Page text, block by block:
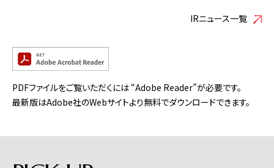
IRニュース一覧
PDFファイルをご覧いただくには “Adobe Reader”が必要です。
最新版はAdobe社のWebサイトより無料でダウンロードできます。